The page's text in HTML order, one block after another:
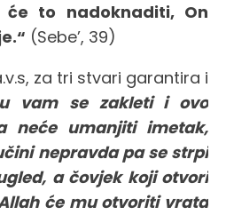
to nadoknaditi, On
(Sebe’, 39)
za tri stvari garantira i
vam se zakleti i ovo
neće umanjiti imetak,
nepravda pa se strpi
a čovjek koji otvori
će mu otvoriti vrata